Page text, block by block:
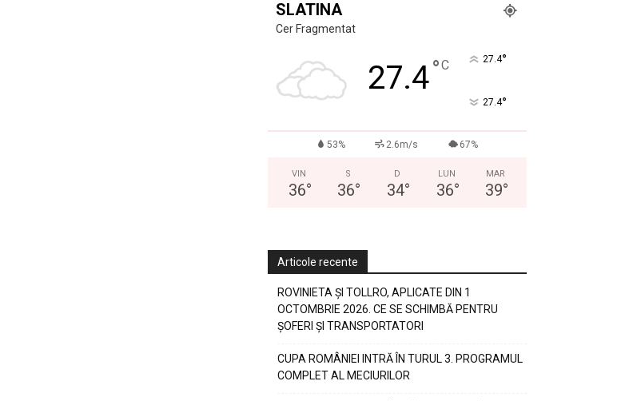
SLATINA
Cer Fragmentat
27.4°C 27.4°
27.4°
53% 2.6m/s 67%
VIN
36°
S
36°
D
34°
LUN
36°
MAR
39°
Articole recente
ROVINIETA ȘI TOLLRO, APLICATE DIN 1
OCTOMBRIE 2026. CE SE SCHIMBĂ PENTRU
ȘOFERI ȘI TRANSPORTATORI
CUPA ROMÂNIEI INTRĂ ÎN TURUL 3. PROGRAMUL
COMPLET AL MECIURILOR